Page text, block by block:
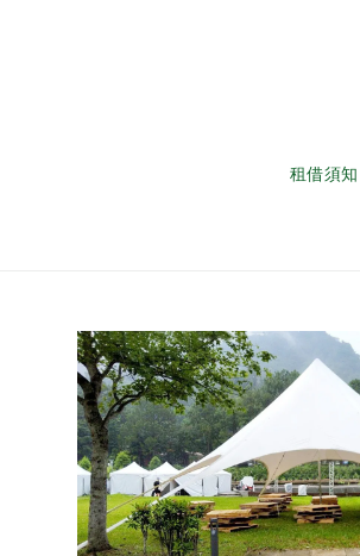
租借須知